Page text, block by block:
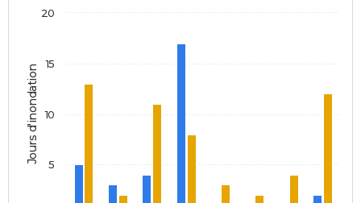
Jours d'inondation 5
10
15
20